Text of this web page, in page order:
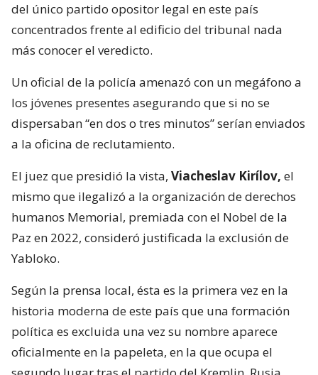
del único partido opositor legal en este país
concentrados frente al edificio del tribunal nada
más conocer el veredicto.
Un oficial de la policía amenazó con un megáfono a
los jóvenes presentes asegurando que si no se
dispersaban “en dos o tres minutos” serían enviados
a la oficina de reclutamiento.
El juez que presidió la vista, Viacheslav Kirílov, el
mismo que ilegalizó a la organización de derechos
humanos Memorial, premiada con el Nobel de la
Paz en 2022, consideró justificada la exclusión de
Yabloko.
Según la prensa local, ésta es la primera vez en la
historia moderna de este país que una formación
política es excluida una vez su nombre aparece
oficialmente en la papeleta, en la que ocupa el